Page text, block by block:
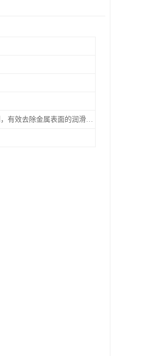
可作为金属清洗剂，有效去除金属表面的润滑油、防锈油及加工油等矿物油污渍，且清洗后能在金属表面形成薄油膜，兼具防锈效果。此外，还适用于配制金属防锈油、冲压油、拉伸油等。